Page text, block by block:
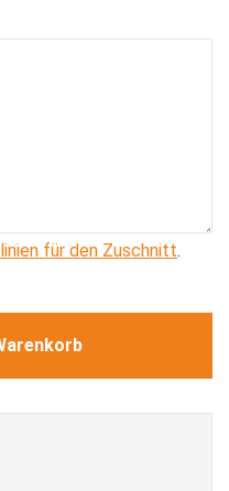
für den Zuschnitt.